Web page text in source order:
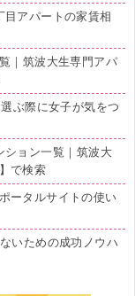
アパートの家賃相
｜筑波大生専門アパ
ぶ際に女子が気をつ
ョン一覧｜筑波大
で検索
ータルサイトの使い
いための成功ノウハ